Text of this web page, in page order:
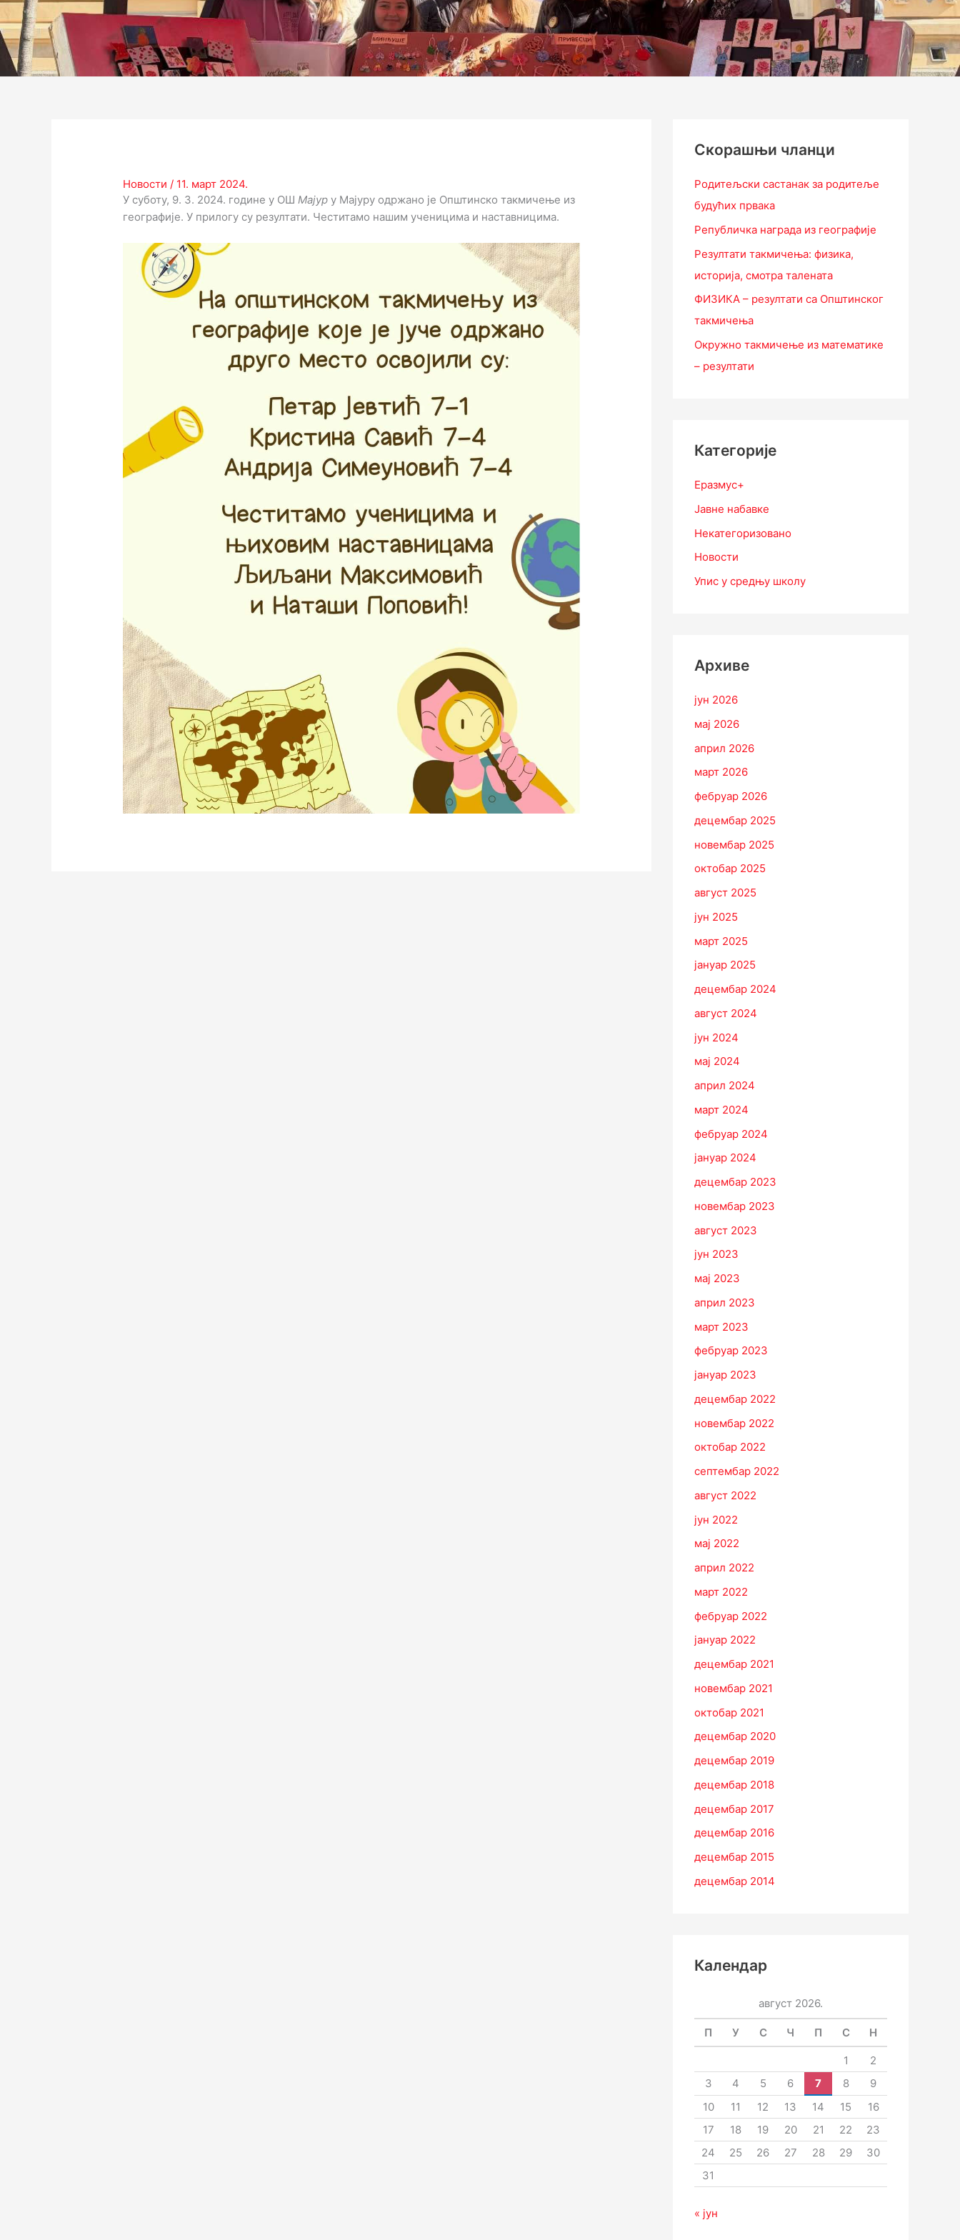
Новости / 11. март 2024.
У суботу, 9. 3. 2024. године у ОШМајур у Мајуру одржано је Општинско такмичење из
географије. У прилогу су резултати. Честитамо нашим ученицима и наставницима.
Скорашњи чланци
Родитељски састанак за родитеље
будућих првака
Републичка награда из географије
Резултати такмичења: физика,
историја, смотра талената
ФИЗИКА – резултати са Општинског
такмичења
Окружно такмичење из математике
– резултати
Категорије
Еразмус+
Јавне набавке
Некатегоризовано
Новости
Упис у средњу школу
Архиве
јун 2026
мај 2026
април 2026
март 2026
фебруар 2026
децембар 2025
новембар 2025
октобар 2025
август 2025
јун 2025
март 2025
јануар 2025
децембар 2024
август 2024
јун 2024
мај 2024
април 2024
март 2024
фебруар 2024
јануар 2024
децембар 2023
новембар 2023
август 2023
јун 2023
мај 2023
април 2023
март 2023
фебруар 2023
јануар 2023
децембар 2022
новембар 2022
октобар 2022
септембар 2022
август 2022
јун 2022
мај 2022
април 2022
март 2022
фебруар 2022
јануар 2022
децембар 2021
новембар 2021
октобар 2021
децембар 2020
децембар 2019
децембар 2018
децембар 2017
децембар 2016
децембар 2015
децембар 2014
Календар
август 2026.
П У С Ч П С Н
1
2
3
4 5 6 7 8
9
10
11 12 13 14 15
16
17
18 19 20 21 22
23
24
25 26 27 28 29
30
31
« јун